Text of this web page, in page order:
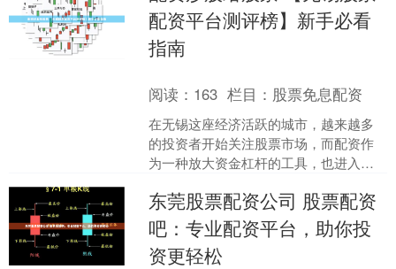
配资平台测评榜】新手必看
指南
阅读： 163 栏目： 股票免息配资
在无锡这座经济活跃的城市，越来越多
的投资者开始关注股票市场，而配资作
为一种放大资金杠杆的工具，也进入了
琅满目的配资平台，如何选....
东莞股票配资公司 股票配资
吧：专业配资平台，助你投
资更轻松